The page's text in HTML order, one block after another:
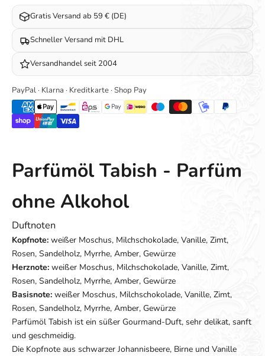
Gratis Versand ab 59 € (DE)
Schneller Versand mit DHL
Versandhandel seit 2004
PayPal · Klarna · Kreditkarte · Shop Pay
Parfümöl Tabish - Parfüm
ohne Alkohol
Duftnoten
Kopfnote: weißer Moschus, Milchschokolade, Vanille, Zimt,
Rosen, Sandelholz, Myrrhe, Amber, Gewürze
Herznote: weißer Moschus, Milchschokolade, Vanille, Zimt,
Rosen, Sandelholz, Myrrhe, Amber, Gewürze
Basisnote: weißer Moschus, Milchschokolade, Vanille, Zimt,
Rosen, Sandelholz, Myrrhe, Amber, Gewürze
Parfümöl Tabish ist ein süßer Gourmand-Duft, sehr delikat, sanft
und geschmeidig.
Die Kopfnote aus schwarzer Johannisbeere, Birne und Vanille